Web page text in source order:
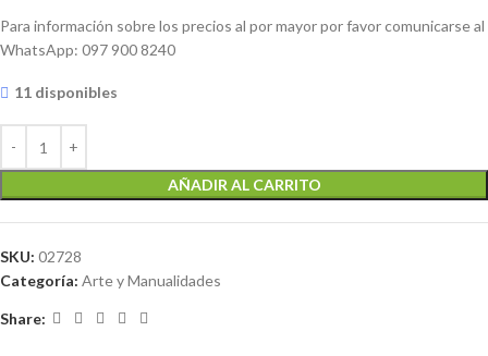
Para información sobre los precios al por mayor por favor comunicarse al
WhatsApp: 097 900 8240
11 disponibles
AÑADIR AL CARRITO
SKU: 02728
Categoría: Arte y Manualidades
Share: